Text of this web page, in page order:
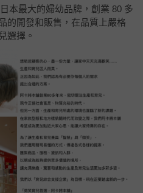
本最大的婦幼品牌，創業 80 多
的開發和販售，在品質上嚴格
選擇。